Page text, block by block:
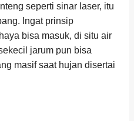
seperti sinar laser, itu
Ingat prinsip
bisa masuk, di situ air
jarum pun bisa
masif saat hujan disertai